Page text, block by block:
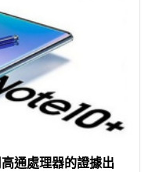
通處理器的證據出